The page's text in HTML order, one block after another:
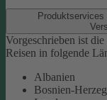
Vorgeschrieben ist
Reisen in folgende
Albanien
Bosnien-